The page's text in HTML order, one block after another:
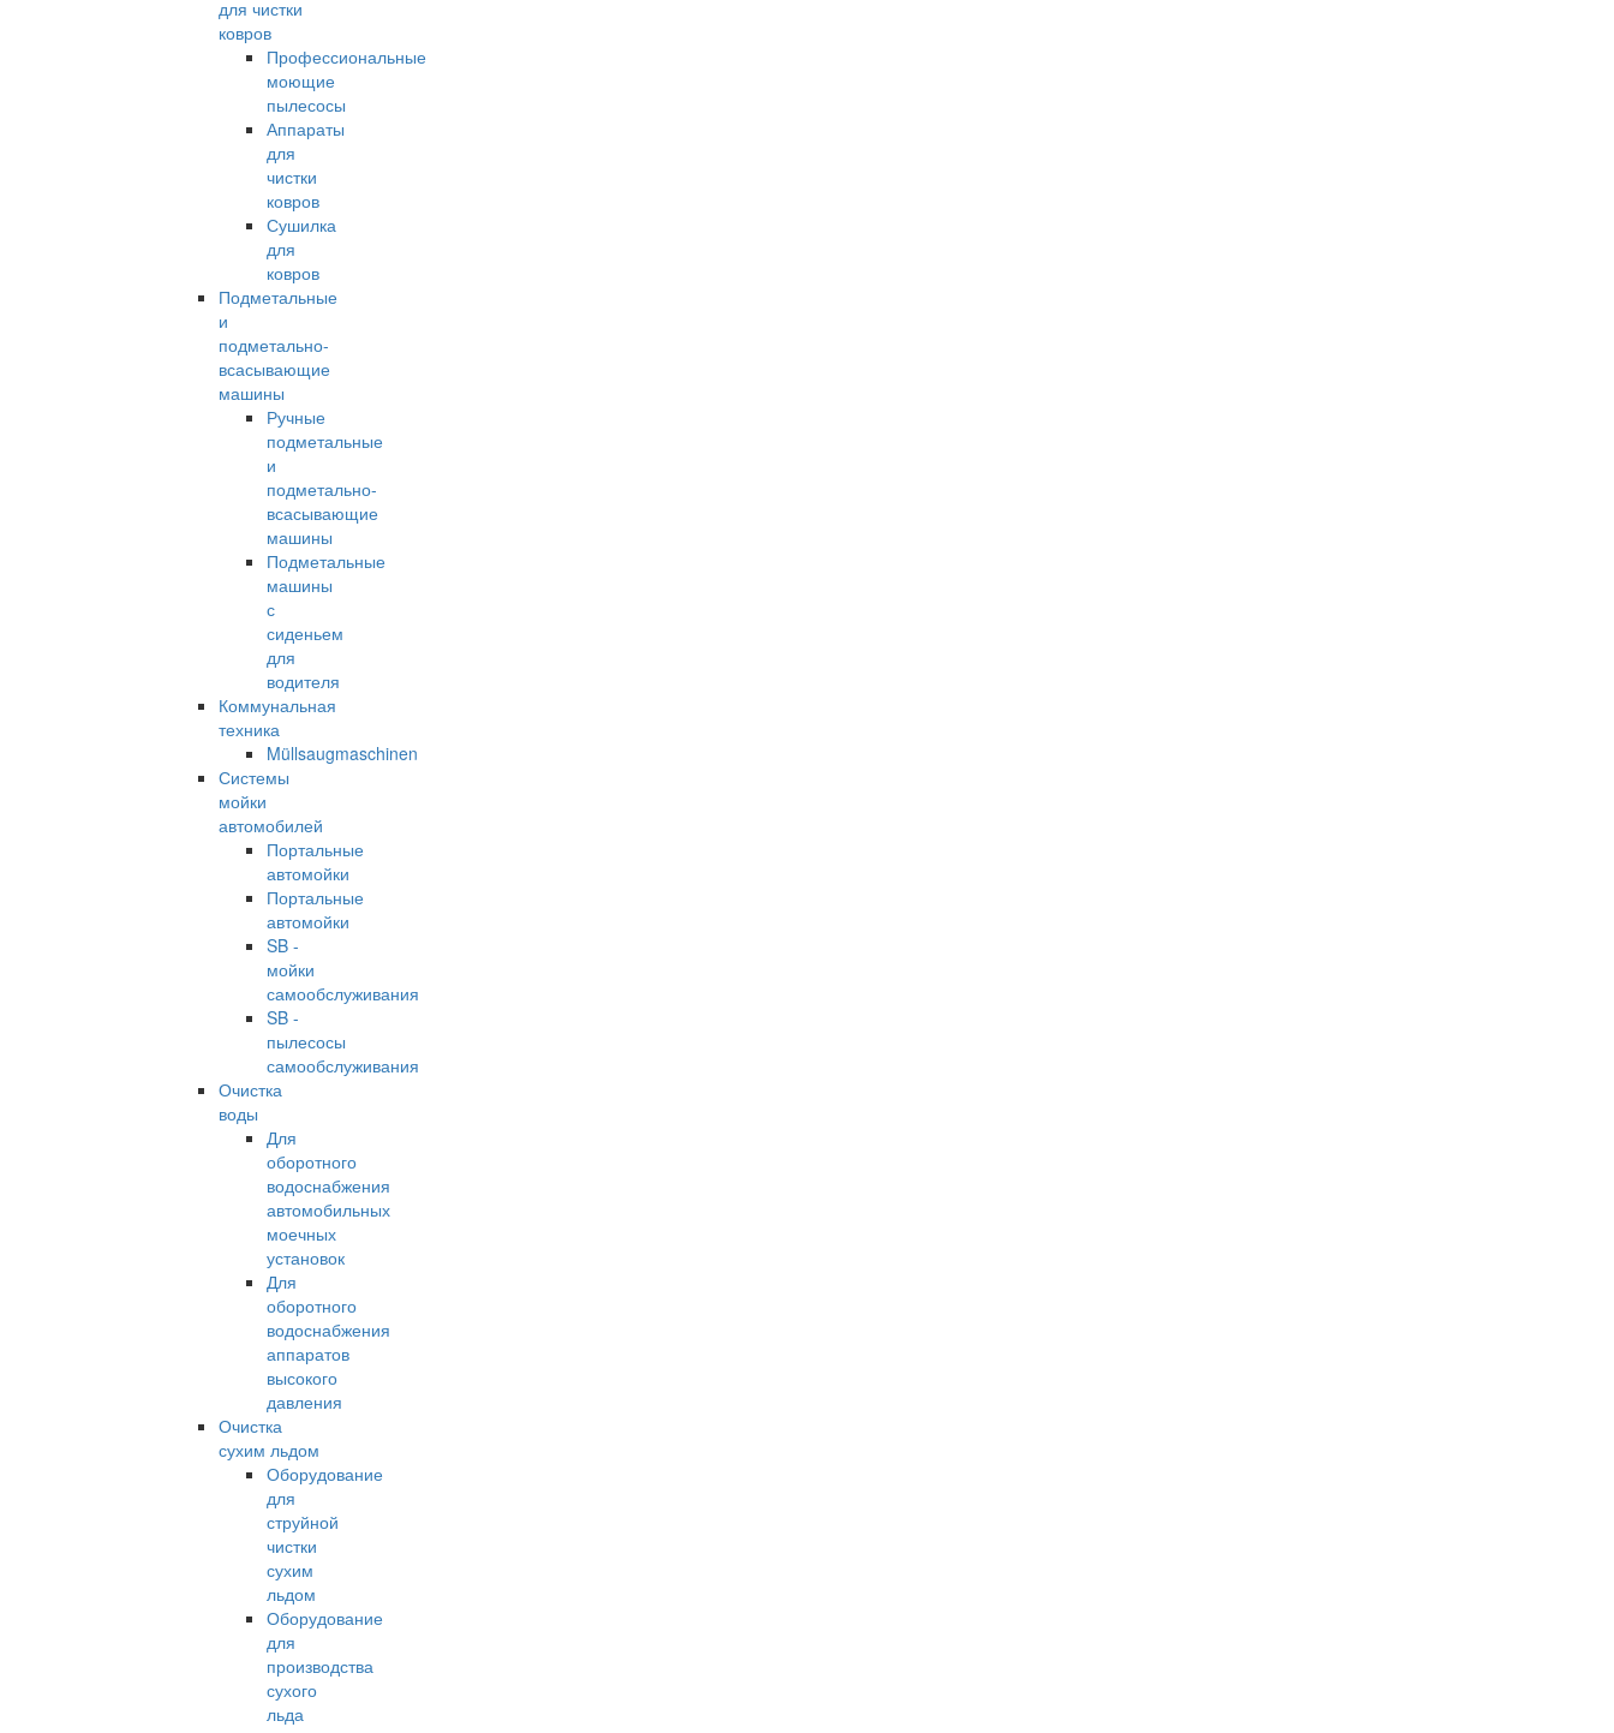
для чистки
ковров
Профессиональные
моющие
пылесосы
Аппараты
для
чистки
ковров
Сушилка
для
ковров
Подметальные
и
подметально-
всасывающие
машины
Ручные
подметальные
и
подметально-
всасывающие
машины
Подметальные
машины
с
сиденьем
для
водителя
Коммунальная
техника
Müllsaugmaschinen
Системы
мойки
автомобилей
Портальные
автомойки
Портальные
автомойки
SB -
мойки
самообслуживания
SB -
пылесосы
самообслуживания
Очистка
воды
Для
оборотного
водоснабжения
автомобильных
моечных
установок
Для
оборотного
водоснабжения
аппаратов
высокого
давления
Очистка
сухим льдом
Оборудование
для
струйной
чистки
сухим
льдом
Оборудование
для
производства
сухого
льда